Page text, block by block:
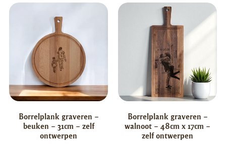
Borrelplank graveren –
beuken – 31cm – zelf
ontwerpen
Borrelplank graveren –
walnoot – 48cm x 17cm –
zelf ontwerpen